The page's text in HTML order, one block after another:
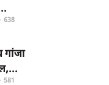
638
581